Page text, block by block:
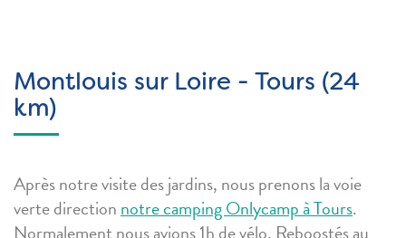
Montlouis sur Loire - Tours (24
km)
Après notre visite des jardins, nous prenons la voie
verte direction notre camping Onlycamp à Tours.
Normalement nous avions 1h de vélo. Reboostés au